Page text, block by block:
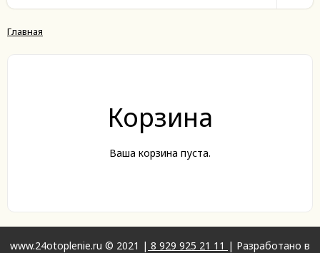
Главная
Корзина
Ваша корзина пуста.
www.24otoplenie.ru © 2021 | 8 929 925 21 11 | Разработано в